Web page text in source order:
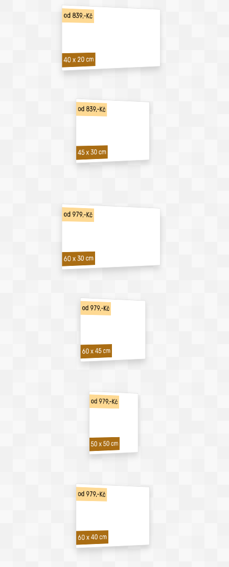
od 839,-Kč
40 x 20 cm
od 839,-Kč
45 x 30 cm
od 979,-Kč
60 x 30 cm
od 979,-Kč
60 x 45 cm
od 979,-Kč
50 x 50 cm
od 979,-Kč
60 x 40 cm